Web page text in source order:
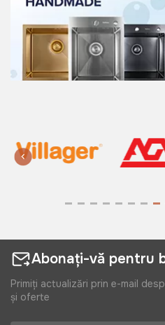
Abonați-vă pentru
Primiți actualizări prin e-mail
și oferte